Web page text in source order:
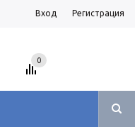
Вход Регистрация
0